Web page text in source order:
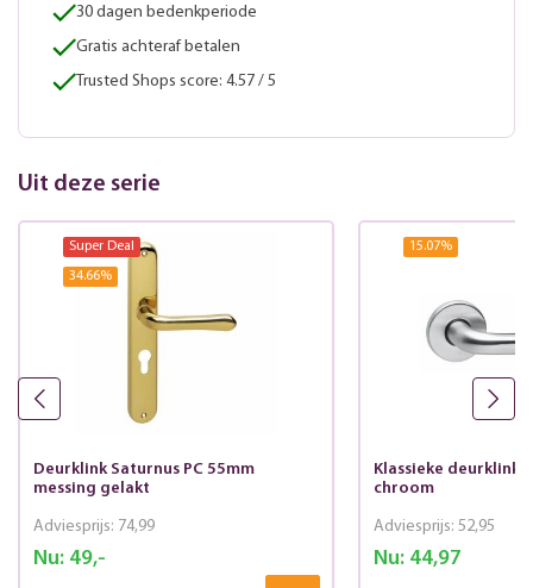
30 dagen bedenkperiode
Gratis achteraf betalen
Trusted Shops score: 4.57 / 5
Uit deze serie
Super Deal
34.66%
Deurklink Saturnus PC 55mm
messing gelakt
Nu:49,-
Adviesprijs: 74,99
15.07%
Klassieke deurklink
chroom
Nu:44,97
Adviesprijs: 52,95